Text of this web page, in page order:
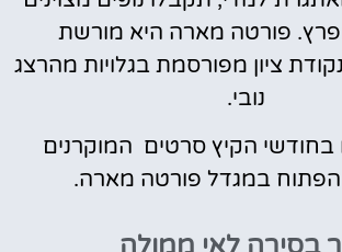
פורטה מארה היא מורשת
ציון מפורסמת בגלויות מהרצג
נובי.
הקיץ סרטים המוקרנים
הפתוח במגדל פורטה מארה.